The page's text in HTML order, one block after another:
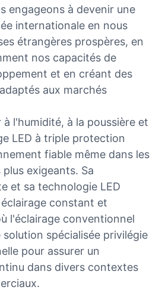
engageons à devenir une
internationale en nous
étrangères prospères, en
nos capacités de
et en créant des
aux marchés
l'humidité, à la poussière et
LED à triple protection
fiable même dans les
exigeants. Sa
et sa technologie LED
constant et
l'éclairage conventionnel
spécialisée privilégie
pour assurer un
dans divers contextes